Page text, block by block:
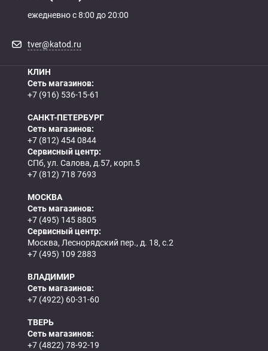
ежедневно с 8:00 до 20:00
tver@katod.ru
КЛИН
Сеть магазинов:
+7 (916) 536-15-61
САНКТ-ПЕТЕРБУРГ
Сеть магазинов:
+7 (812) 454 0844
Сервисный центр:
СПб, ул. Салова, д.57, корп.5
+7 (812) 718 7693
МОСКВА
Сеть магазинов:
+7 (495) 145 8805
Сервисный центр:
Москва, Леснорядский пер., д. 18, с.2
+7 (495) 109 2883
ВЛАДИМИР
Сеть магазинов:
+7 (4922) 60-31-60
ТВЕРЬ
Сеть магазинов:
+7 (4822) 78-92-19